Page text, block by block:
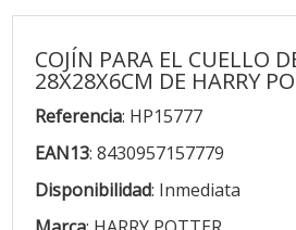
COJÍN PARA EL CUELLO
28X28X6CM DE HARRY
Referencia: HP15777
EAN13: 8430957157779
Disponibilidad: Inmediata